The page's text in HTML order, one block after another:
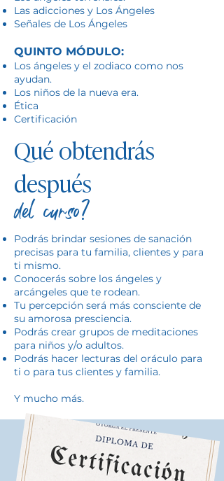
Las adicciones y Los Ángeles
Señales de Los Ángeles
QUINTO MÓDULO:
Los ángeles y el zodiaco como nos
ayudan.
Los niños de la nueva era.
Ética
Certificación
Qué obtendrás
después
del curso?
Podrás brindar sesiones de sanación
precisas para tu familia, clientes y para
ti mismo.
Conocerás sobre los ángeles y
arcángeles que te rodean.
Tu percepción será más consciente de
su amorosa presciencia.
Podrás crear grupos de meditaciones
para niños y/o adultos.
Podrás hacer lecturas del oráculo para
ti o para tus clientes y familia.
Y mucho más.